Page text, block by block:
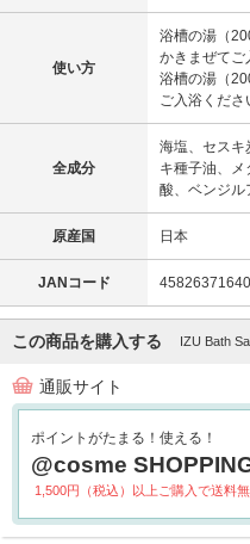
使い方
浴槽の湯（
かきまぜてご
浴槽の湯（
ご入浴くださ
全成分
海塩、セスキ
キ種子油、
酸、ベンジル
原産国 日本
JANコード
この商品を購入する IZU Bath
通販サイト
ポイントがたまる！使える！
@cosme
1,500円（税込）以上ご購入で送料